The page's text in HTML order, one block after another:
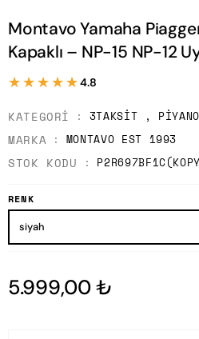
Montavo Yamaha
Kapaklı – NP-15 NP-12
★★★★★
★★★★★ 4.8
KATEGORI 3TAKSIT ,
MARKA MONTAVO EST 1993
STOK KODU
RENK
5.999,00 ₺